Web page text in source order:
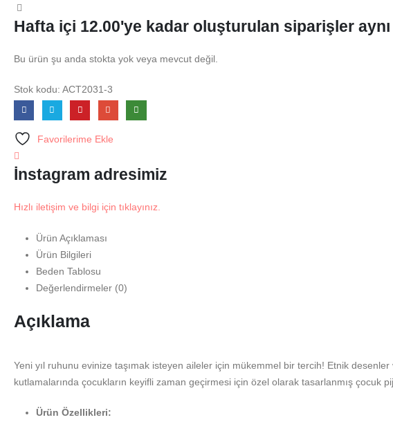
Hafta içi 12.00'ye kadar oluşturulan siparişler
Bu ürün şu anda stokta yok veya mevcut değil.
Stok kodu: ACT2031-3
Favorilerime Ekle
İnstagram adresimiz
Hızlı iletişim ve bilgi için tıklayınız.
Ürün Açıklaması
Ürün Bilgileri
Beden Tablosu
Değerlendirmeler (0)
Açıklama
Yeni yıl ruhunu evinize taşımak isteyen aileler için mükemmel bir tercih! Etnik
kutlamalarında çocukların keyifli zaman geçirmesi için özel olarak tasarlanmış çocuk
Ürün Özellikleri: